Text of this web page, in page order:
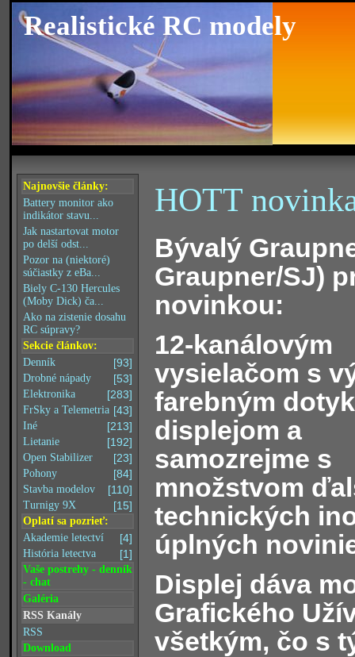
Realistické RC modely
Najnovšie články:
Battery monitor ako
indikátor stavu...
Jak nastartovat motor
po delší odst...
Pozor na (niektoré)
súčiastky z eBa...
Biely C-130 Hercules
(Moby Dick) ča...
Ako na zistenie dosahu
RC súpravy?
Sekcie článkov:
[93]
Denník
[53]
Drobné nápady
[283]
Elektronika
[43]
FrSky a Telemetria
[213]
Iné
[192]
Lietanie
[23]
Open Stabilizer
[84]
Pohony
[110]
Stavba modelov
[15]
Turnigy 9X
Oplatí sa pozrieť:
[4]
Akademie letectví
[1]
História letectva
Vaše postrehy - denník
- chat
Galéria
RSS Kanály
RSS
Download
HOTT
Bývalý
Graupner/SJ)
novinkou:
12-kanálovým
vysielačom s
farebným
displejom a
samozrejme s
množstvom
technických
úplných
Displej dáva
Grafického
všetkým, čo s